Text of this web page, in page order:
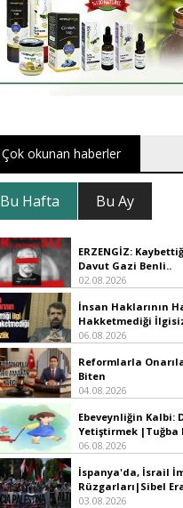
Çok okunan haberler
Bu Hafta Bu Ay
ERZENGİZ:
Davut Gazi Benli..
02.08.2026
İnsan Haklarının
Hakketmediği
06.08.2026
Reformlarla
Biten
04.08.2026
Ebeveynliğin Kalbi:
Yetiştirmek |Tuğba
06.08.2026
İspanya'da, İsrail
Rüzgarları|Sibel
03.08.2026